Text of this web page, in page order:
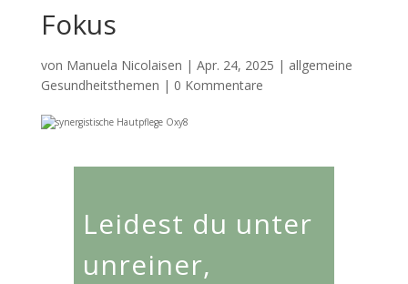
Fokus
von Manuela Nicolaisen | Apr. 24, 2025 | allgemeine
Gesundheitsthemen | 0 Kommentare
Leidest du unter
unreiner,